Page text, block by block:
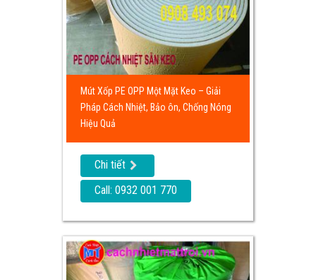
Mút Xốp PE OPP Một Mặt Keo – Giải
Pháp Cách Nhiệt, Bảo ôn, Chống Nóng
Hiệu Quả
Chi tiết
Call: 0932 001 770